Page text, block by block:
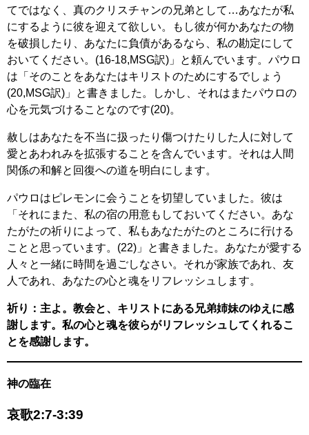
てではなく、真のクリスチャンの兄弟として…あなたが私
にするように彼を迎えて欲しい。もし彼が何かあなたの物
を破損したり、あなたに負債があるなら、私の勘定にして
おいてください。(16-18,MSG訳)」と頼んでいます。パウロ
は「そのことをあなたはキリストのためにするでしょう
(20,MSG訳)」と書きました。しかし、それはまたパウロの
心を元気づけることなのです(20)。
赦しはあなたを不当に扱ったり傷つけたりした人に対して
愛とあわれみを拡張することを含んでいます。それは人間
関係の和解と回復への道を明白にします。
パウロはピレモンに会うことを切望していました。彼は
「それにまた、私の宿の用意もしておいてください。あな
たがたの祈りによって、私もあなたがたのところに行ける
ことと思っています。(22)」と書きました。あなたが愛する
人々と一緒に時間を過ごしなさい。それが家族であれ、友
人であれ、あなたの心と魂をリフレッシュします。
祈り：主よ。教会と、キリストにある兄弟姉妹のゆえに感
謝します。私の心と魂を彼らがリフレッシュしてくれるこ
とを感謝します。
神の臨在
哀歌2:7-3:39